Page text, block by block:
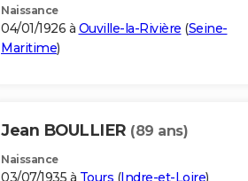
Naissance
04/01/1926 à Ouville-la-Rivière (Seine-
Maritime)
Jean BOULLIER (89 ans)
Naissance
03/07/1935 à Tours (Indre-et-Loire)